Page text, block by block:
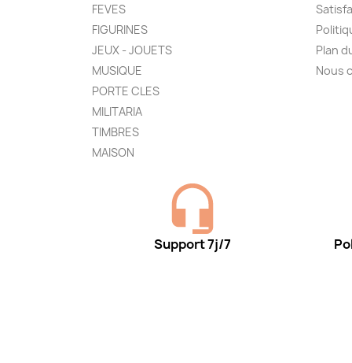
FEVES
FIGURINES
JEUX - JOUETS
MUSIQUE
PORTE CLES
MILITARIA
TIMBRES
MAISON
Plan
Nous
Support 7j/7